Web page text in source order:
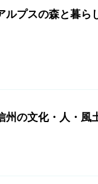
ルプスの森と暮ら
州の文化・人・風